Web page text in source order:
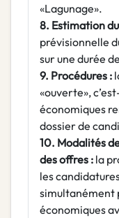
«Lagunage».
8. Estimation
prévisionnelle
sur une durée
9. Procédures :
«ouverte»,
économiques
dossier de
10. Modalités
des offres : la
les
simultanément
économiques